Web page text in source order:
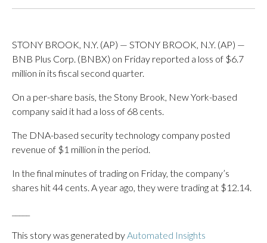
STONY BROOK, N.Y. (AP) — STONY BROOK, N.Y. (AP) —
BNB Plus Corp. (BNBX) on Friday reported a loss of $6.7
million in its fiscal second quarter.
On a per-share basis, the Stony Brook, New York-based
company said it had a loss of 68 cents.
The DNA-based security technology company posted
revenue of $1 million in the period.
In the final minutes of trading on Friday, the company’s
shares hit 44 cents. A year ago, they were trading at $12.14.
This story was generated byAutomated Insights